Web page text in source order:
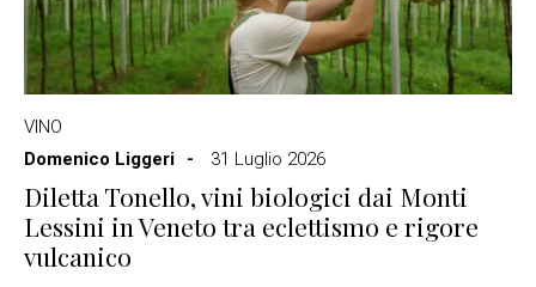
VINO
Domenico Liggeri
31 Luglio 2026
Diletta Tonello, vini biologici dai Monti
Lessini in Veneto tra eclettismo e rigore
vulcanico